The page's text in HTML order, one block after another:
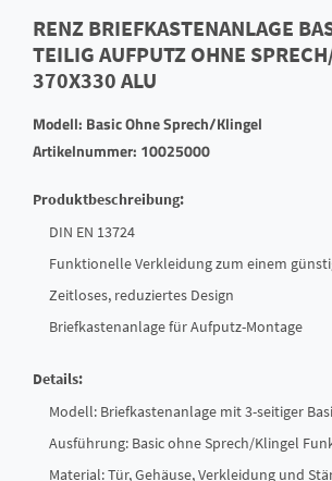
RENZ BRIEFKASTENANLAGE
TEILIG AUFPUTZ OHNE
370X330 ALU
Modell: Basic Ohne Sprech/Klingel
Artikelnummer: 10025000
Produktbeschreibung:
DIN EN 13724
Funktionelle Verkleidung zum einem
Zeitloses, reduziertes Design
Briefkastenanlage für Aufputz-Montage
Details:
Modell: Briefkastenanlage mit 3-seitiger
Ausführung: Basic ohne Sprech/Klingel
Material: Tür, Gehäuse, Verkleidung und